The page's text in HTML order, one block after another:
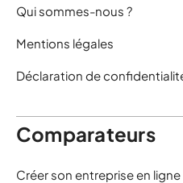
Qui sommes-nous ?
Mentions légales
Déclaration de
Comparateurs
Créer son entreprise en ligne